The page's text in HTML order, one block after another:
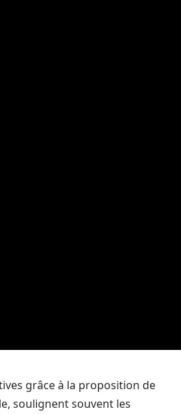
grâce à la proposition de
soulignent souvent les